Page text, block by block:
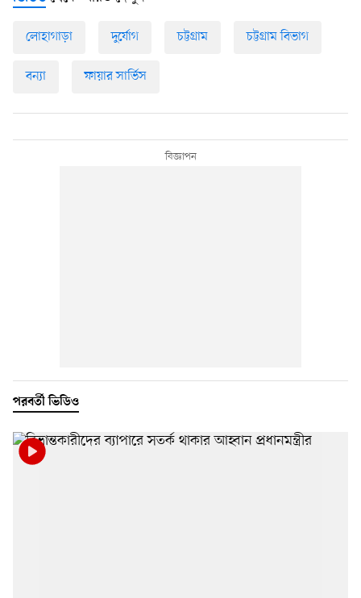
লোহাগাড়া দুর্যোগ চট্টগ্রাম চট্টগ্রাম বিভাগ
বন্যা ফায়ার সার্ভিস
পরবর্তী ভিডিও